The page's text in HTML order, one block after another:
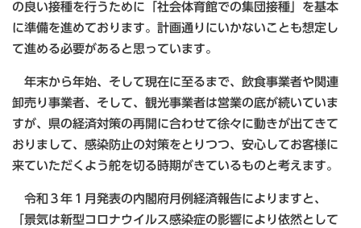
の良い接種を行うために「社会体育館での集団接種」を基本
に準備を進めております。計画通りにいかないことも想定し
て進める必要があると思っています。
年末から年始、そして現在に至るまで、飲食事業者や関連
卸売り事業者、そして、観光事業者は営業の底が続いていま
すが、県の経済対策の再開に合わせて徐々に動きが出てきて
おりまして、感染防止の対策をとりつつ、安心してお客様に
来ていただくよう舵を切る時期がきているものと考えます。
令和３年１月発表の内閣府月例経済報告によりますと、
「景気は新型コロナウイルス感染症の影響により依然として